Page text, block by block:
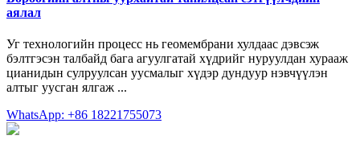
аялал
Уг технологийн процесс нь геомембрани хулдаас дэвсэж
бэлтгэсэн талбайд бага агуулгатай хүдрийг нуруулдан хурааж
цианидын сулруулсан уусмалыг хүдэр дундуур нэвчүүлэн
алтыг уусган ялгаж ...
WhatsApp: +86 18221755073